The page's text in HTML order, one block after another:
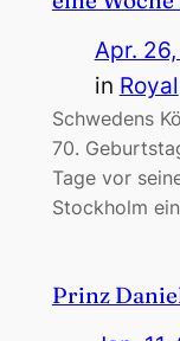
Apr.
in Royal
Schwedens
70.
Tage vor
Stockholm
Prinz